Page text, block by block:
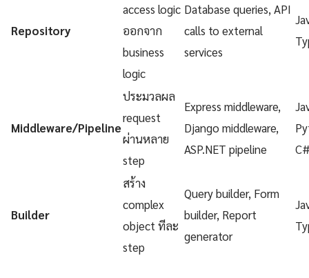
Repository
access logic
ออกจาก
business
logic
Database queries, API
calls to external
services
Middleware/Pipeline
ประมวลผล
request
ผ่านหลาย
step
Express middleware,
Django middleware,
ASP.NET pipeline
Builder
สร้าง
complex
object ทีละ
step
Query builder, Form
builder, Report
generator